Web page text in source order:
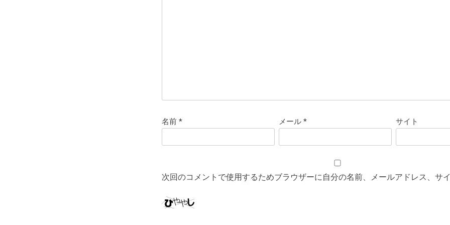
名前* メール* サイト
次回のコメントで使用するためブラウザーに自分の名前、メールアドレス、サイ